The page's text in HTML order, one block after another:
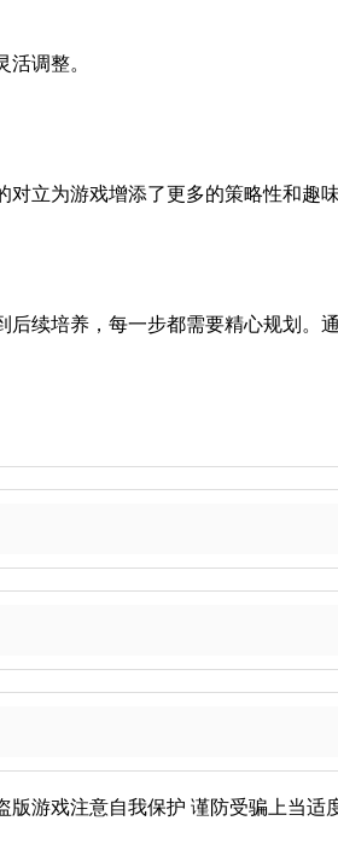
调整。
立为游戏增添了更多的策略性和趣
后续培养，每一步都需要精心规划。
版游戏注意自我保护 谨防受骗上当适